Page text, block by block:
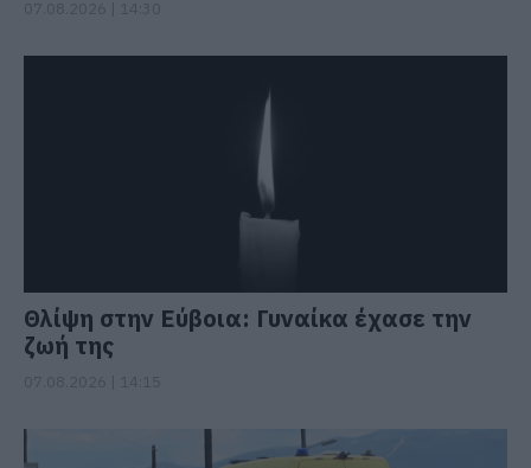
Θλίψη στην Εύβοια: Γυναίκα έχασε την
ζωή της